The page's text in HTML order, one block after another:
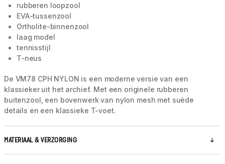
rubberen loopzool
EVA-tussenzool
Ortholite-binnenzool
laag model
tennisstijl
T-neus
De VM78 CPH NYLON is een moderne versie van een
klassieker uit het archief. Met een originele rubberen
buitenzool, een bovenwerk van nylon mesh met suède
details en een klassieke T-voet.
MATERIAAL & VERZORGING